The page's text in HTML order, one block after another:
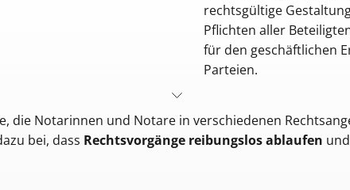
rechtsgültige
Pflichten aller
für den geschäftlichen
Parteien.
die Notarinnen und Notare in verschiedenen
bei, dass Rechtsvorgänge reibungslos ablaufen